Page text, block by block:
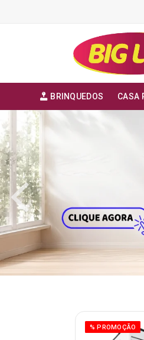
BRINQUEDOS CASA
% PROMOÇÃO